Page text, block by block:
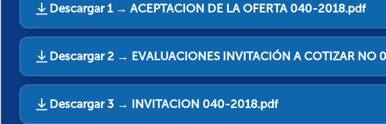
Descargar 1 → ACEPTACION DE LA OFERTA 040-2018.pdf
Descargar 2 → EVALUACIONES INVITACIÓN A COTIZAR NO
Descargar 3 → INVITACION 040-2018.pdf